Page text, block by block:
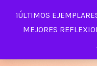
¡ÚLTIMOS
MEJORES
contenido